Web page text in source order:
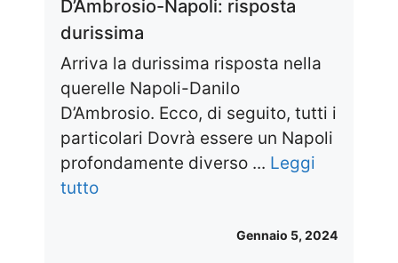
D’Ambrosio-Napoli: risposta
durissima
Arriva la durissima risposta nella
querelle Napoli-Danilo
D’Ambrosio. Ecco, di seguito, tutti i
particolari Dovrà essere un Napoli
profondamente diverso ... Leggi
tutto
Gennaio 5, 2024